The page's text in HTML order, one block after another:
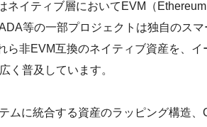
イティブ層においてEVM（
等の一部プロジェクトは独自のス
非EVM互換のネイティブ資産を、
く普及しています。
ムに統合する資産のラッピング構造